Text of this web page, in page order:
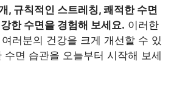
, 규칙적인 스트레칭, 쾌적한 수면
한 수면을 경험해 보세요. 이러한
러분의 건강을 크게 개선할 수 있
수면 습관을 오늘부터 시작해 보세